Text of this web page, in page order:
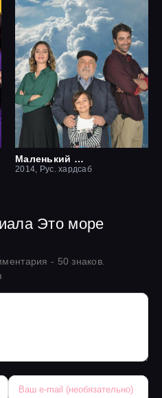
Маленький начальник
2014, Рус. хардсаб
Это море
- 50 знаков.